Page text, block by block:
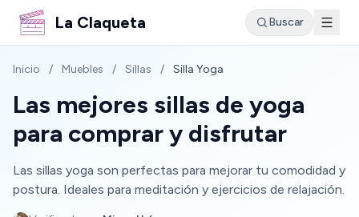
La Claqueta Buscar
Inicio / Muebles / Sillas / Silla Yoga
Las mejores sillas de yoga
para comprar y disfrutar
Las sillas yoga son perfectas para mejorar tu comodidad y
postura. Ideales para meditación y ejercicios de relajación.